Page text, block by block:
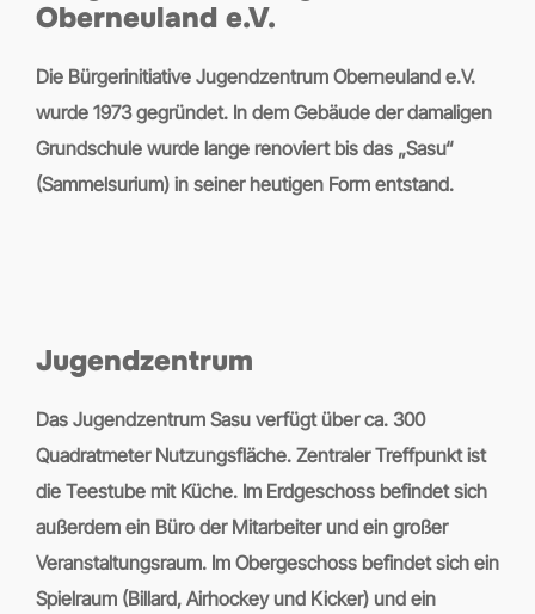
Oberneuland e.V.
Die Bürgerinitiative Jugendzentrum Oberneuland e.V.
wurde 1973 gegründet. In dem Gebäude der damaligen
Grundschule wurde lange renoviert bis das „Sasu“
(Sammelsurium) in seiner heutigen Form entstand.
Jugendzentrum
Das Jugendzentrum Sasu verfügt über ca. 300
Quadratmeter Nutzungsfläche. Zentraler Treffpunkt ist
die Teestube mit Küche. Im Erdgeschoss befindet sich
außerdem ein Büro der Mitarbeiter und ein großer
Veranstaltungsraum. Im Obergeschoss befindet sich ein
Spielraum (Billard, Airhockey und Kicker) und ein